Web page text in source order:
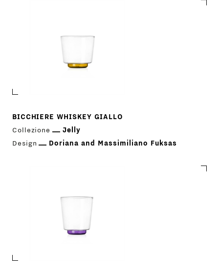
BICCHIERE WHISKEY GIALLO
Collezione
Jelly
Design
Doriana and Massimiliano Fuksas